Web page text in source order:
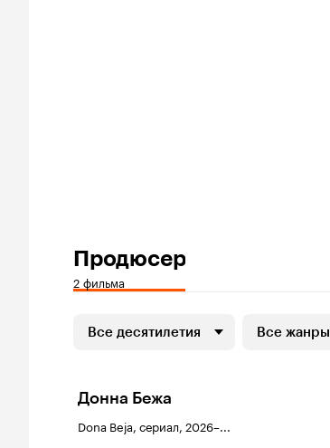
Продюсер
2 фильма
Все десятилетия Все жанры
Донна Бежа
Dona Beja, сериал, 2026–...